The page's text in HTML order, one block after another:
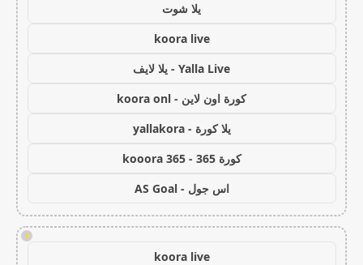
يلا شوت
koora live
Yalla Live - يلا لايف
كورة اون لاين - koora onl
يلا كورة - yallakora
كورة 365 - kooora 365
اس جول - AS Goal
!
koora live